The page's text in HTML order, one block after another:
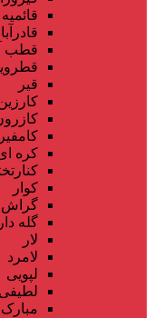
قائمیه
قطب
قیر
کره
کوار
گراش
گله دار
لار
لامرد
لپویی
لطیفی
مبارک